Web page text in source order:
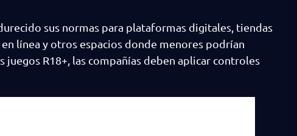
sus normas para plataformas digitales, tiendas
línea y otros espacios donde menores podrían
R18+, las compañías deben aplicar controles